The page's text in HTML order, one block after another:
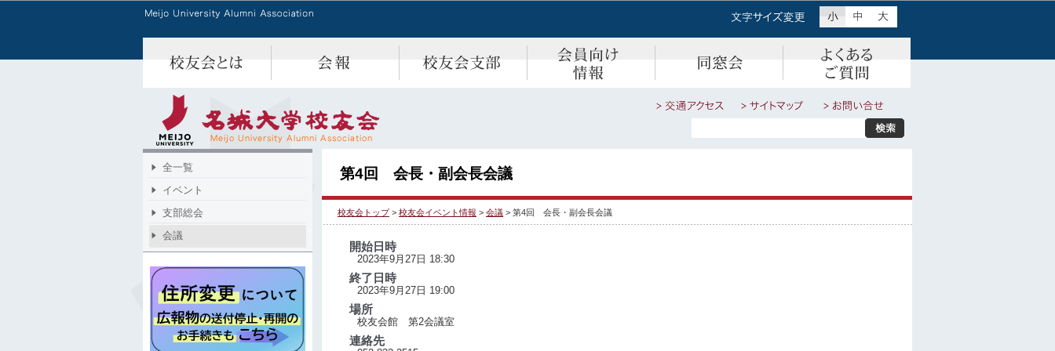
第4回 会長・副会長会議
校友会トップ> 校友会イベント情報 > 会議 > 第4回 会長・副会長会議
開始日時
2023年9月27日 18:30
終了日時
2023年9月27日 19:00
場所
校友会館 第2会議室
連絡先
全一覧
イベント
支部総会
会議